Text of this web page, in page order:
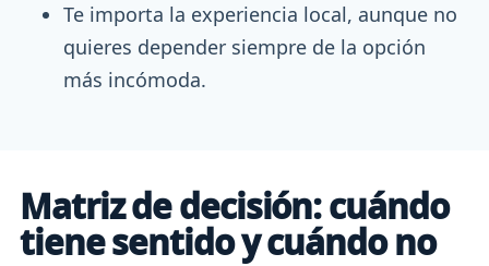
Te importa la experiencia local, aunque no
quieres depender siempre de la opción
más incómoda.
Matriz de decisión: cuándo
tiene sentido y cuándo no